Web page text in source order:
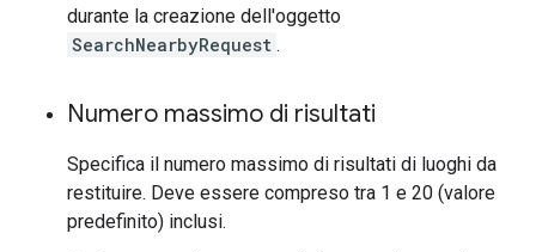
durante la creazione dell'oggetto
SearchNearbyRequest .
Numero massimo di risultati
Specifica il numero massimo di risultati di luoghi da
restituire. Deve essere compreso tra 1 e 20 (valore
predefinito) inclusi.